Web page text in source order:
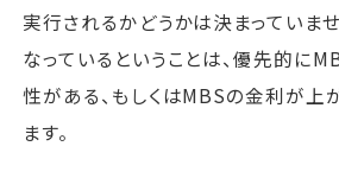
実行されるかどうかは決まっていま
なっているということは、優先的に
性がある、もしくはMBSの金利が上
ます。